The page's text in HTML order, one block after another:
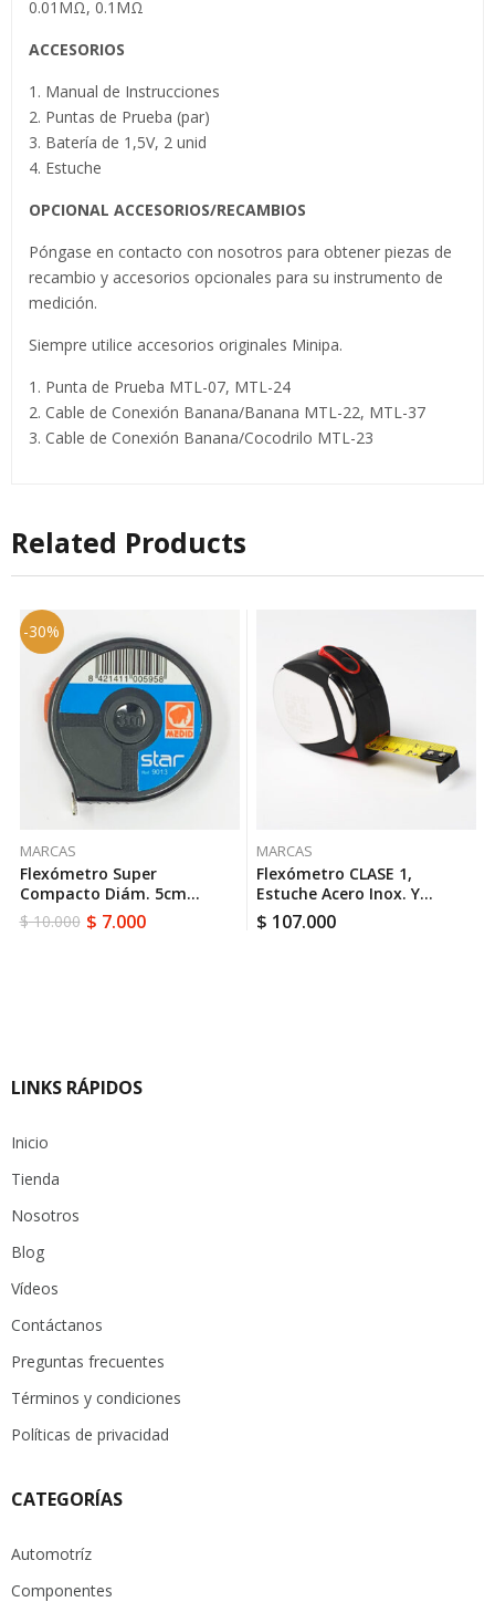
0.01MΩ, 0.1MΩ
ACCESORIOS
1. Manual de Instrucciones
2. Puntas de Prueba (par)
3. Batería de 1,5V, 2 unid
4. Estuche
OPCIONAL ACCESORIOS/RECAMBIOS
Póngase en contacto con nosotros para obtener piezas de
recambio y accesorios opcionales para su instrumento de
medición.
Siempre utilice accesorios originales Minipa.
1. Punta de Prueba MTL-07, MTL-24
2. Cable de Conexión Banana/Banana MTL-22, MTL-37
3. Cable de Conexión Banana/Cocodrilo MTL-23
Related Products
-30%
MARCAS
Flexómetro Super
Compacto Diám. 5cm
3MX13MM CON FRENO //
MEDID 9013
$10.000
El $ 7.000
El
MARCAS
Flexómetro CLASE 1,
Estuche Acero Inox. Y
Elastollan 5MX19MM //
MEDID 45191B
$ 107.000
LINKS RÁPIDOS
Inicio
Tienda
Nosotros
Blog
Vídeos
Contáctanos
Preguntas frecuentes
Términos y condiciones
Políticas de privacidad
CATEGORÍAS
Automotríz
Componentes